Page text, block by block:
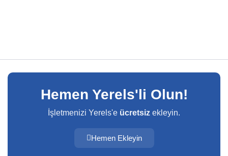
Hemen Yerels'li Olun!
İşletmenizi Yerels'e ücretsiz ekleyin.
Hemen Ekleyin